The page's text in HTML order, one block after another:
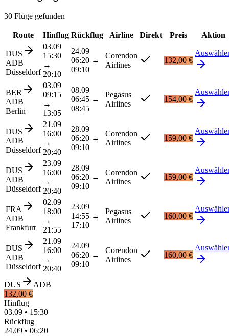
30 Flüge gefunden
Route Hinflug Rückflug Airline Direkt Preis Aktion
DUS
ADB
Düsseldorf
03.09
15:30
→
20:10
24.09
06:20 →
09:10
Corendon
Airlines
132,00 €
BER
ADB
Berlin
03.09
09:15
→
13:05
08.09
06:45 →
08:45
Pegasus
Airlines
154,00 €
DUS
ADB
Düsseldorf
21.09
16:00
→
20:40
28.09
06:20 →
09:10
Corendon
Airlines
159,00 €
DUS
ADB
Düsseldorf
23.09
16:00
→
20:40
28.09
06:20 →
09:10
Corendon
Airlines
159,00 €
FRA
ADB
Frankfurt
02.09
18:00
→
21:55
23.09
14:55 →
17:10
Pegasus
Airlines
160,00 €
DUS
ADB
Düsseldorf
21.09
16:00
→
20:40
24.09
06:20 →
09:10
Corendon
Airlines
160,00 €
DUS
ADB
132,00 €
Hinflug
03.09 • 15:30
Rückflug
24.09 • 06:20